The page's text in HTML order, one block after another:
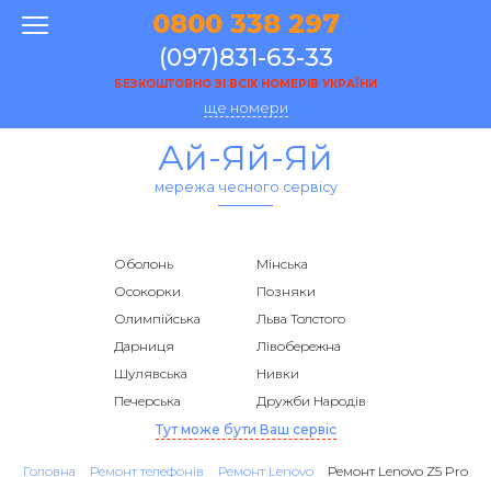
0800 338 297
(097)831-63-33
БЕЗКОШТОВНО ЗІ ВСІХ НОМЕРІВ УКРАЇНИ
ще номери
Ай-Яй-Яй
мережа чесного сервісу
Оболонь
Мінська
Осокорки
Позняки
Олимпійська
Льва Толстого
Дарниця
Лівобережна
Шулявська
Нивки
Печерська
Дружби Народів
Тут може бути Ваш сервіс
Головна Ремонт телефонів Ремонт Lenovo
Ремонт Lenovo Z5 Pro